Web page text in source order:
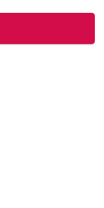
ストの他の記事を読む